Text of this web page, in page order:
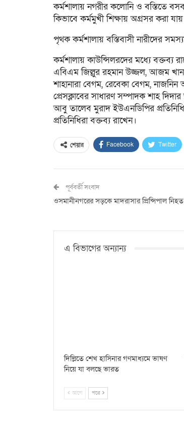
কর্মশালায় নগরীর কলোনি ও বস্তিতে
কিভাবে কর্মমুখী শিক্ষায় অগ্রসর করা
পৃথক কর্মশালায় বস্তিবাসী নারীদের
কর্মশালায় কাউন্সিলরদের মধ্যে বক্তব্য
এবিএম জিল্লুর রহমান উজ্জল, আজম
শাহানারা বেগম, রেবেকা বেগম,
প্রেসক্লাবের সাধারণ সম্পাদক শাহ
আবু তালেব মুরাদ ইউএনডিপির প্রতিনিধি,
প্রতিনিধিরা বক্তব্য রাখেন।
শেয়ার Facebook Twitter
পূর্ববর্তী সংবাদ
ওসমানীনগরের সড়কে মাদরাসার প্রিন্সিপাল নিহত
এ বিভাগের অন্যান্য
দিল্লিতে শেখ হাসিনার গণমাধ্যমে ভাষণ
নিয়ে যা বলছে ভারত
আগে পরে